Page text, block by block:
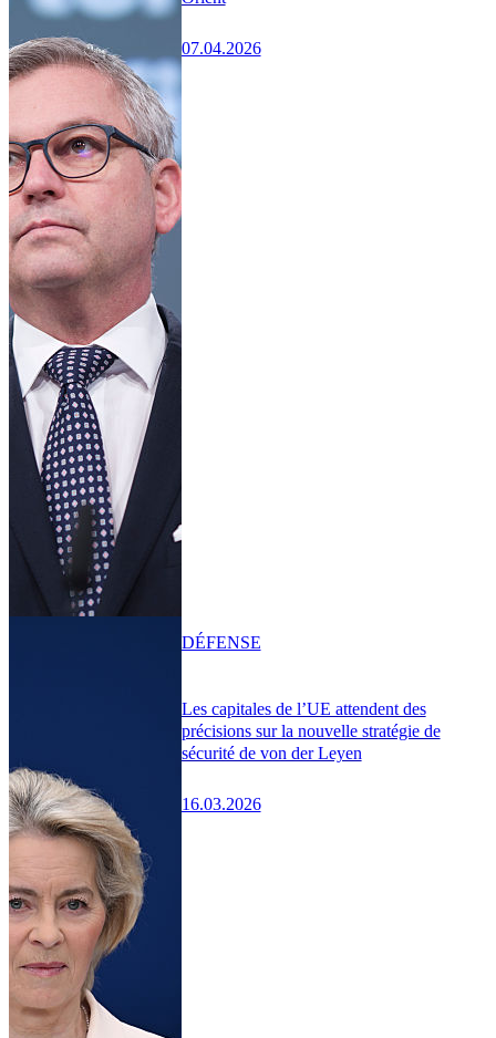
07.04.2026
Les capitales de l’UE attendent des
précisions sur la nouvelle stratégie de
sécurité de von der Leyen
16.03.2026
DÉFENSE